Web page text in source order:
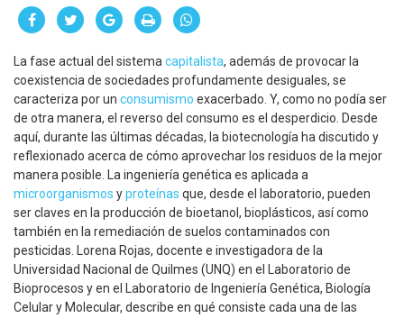
La fase actual del sistema capitalista, además de provocar la
coexistencia de sociedades profundamente desiguales, se
caracteriza por un consumismo exacerbado. Y, como no podía ser
de otra manera, el reverso del consumo es el desperdicio. Desde
aquí, durante las últimas décadas, la biotecnología ha discutido y
reflexionado acerca de cómo aprovechar los residuos de la mejor
manera posible. La ingeniería genética es aplicada a
microorganismos yproteínas que, desde el laboratorio, pueden
ser claves en la producción de bioetanol, bioplásticos, así como
también en la remediación de suelos contaminados con
pesticidas. Lorena Rojas, docente e investigadora de la
Universidad Nacional de Quilmes (UNQ) en el Laboratorio de
Bioprocesos y en el Laboratorio de Ingeniería Genética, Biología
Celular y Molecular, describe en qué consiste cada una de las